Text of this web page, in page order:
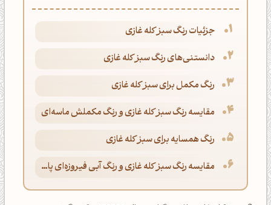
جزئیات رنگ سبز کله غازی
دانستنی‌های رنگ سبز کله غازی
رنگ مکمل برای سبز کله غازی
مقایسه رنگ سبز کله غازی و رنگ مکملش ماسه‌ای
رنگ همسایه برای سبز کله غازی
مقایسه رنگ سبز کله غازی و رنگ آبی فیروزه‌ای پاستلی